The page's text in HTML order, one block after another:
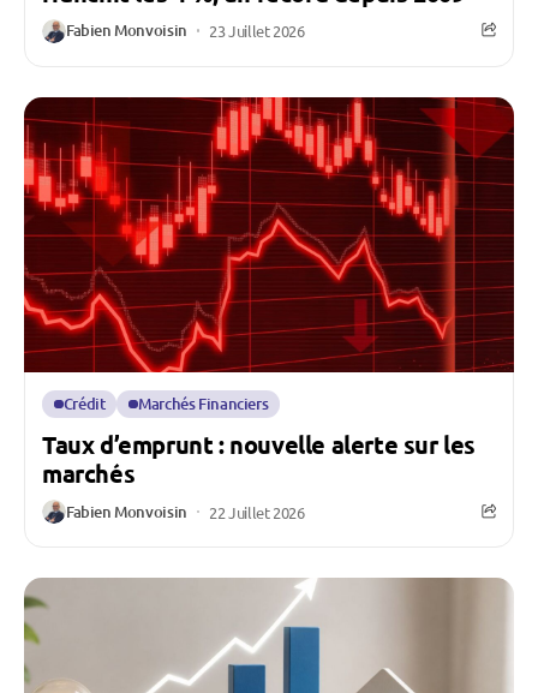
Fabien Monvoisin 23 Juillet 2026
Crédit Marchés Financiers
Taux d’emprunt : nouvelle alerte sur les
marchés
Fabien Monvoisin 22 Juillet 2026